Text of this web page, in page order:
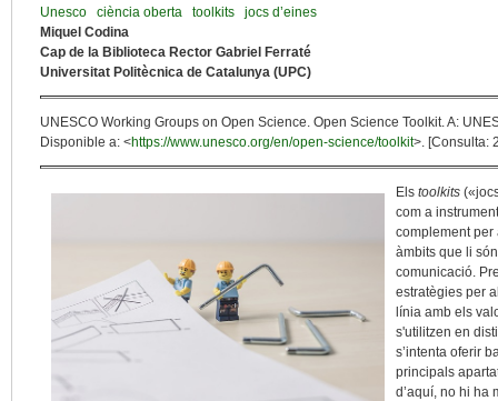
Unesco ciència oberta toolkits
jocs d’eines
Miquel Codina
Cap de la Biblioteca Rector Gabriel Ferraté
Universitat Politècnica de Catalunya (UPC)
UNESCO Working Groups on Open Science. Open Science Toolkit. A:
Disponible a: <https://www.unesco.org/en/open-science/toolkit>. [Consulta:
Els toolkits
com a
complement per
àmbits que li
comunicació.
estratègies per
línia amb els
s'utilitzen en
s’intenta oferir
principals
d’aquí, no hi ha